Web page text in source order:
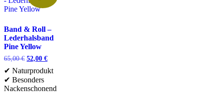
Band & Roll –
Lederhalsband
Pine Yellow
65,00€ 52,00 €
✔ Naturprodukt
✔ Besonders
Nackenschonend